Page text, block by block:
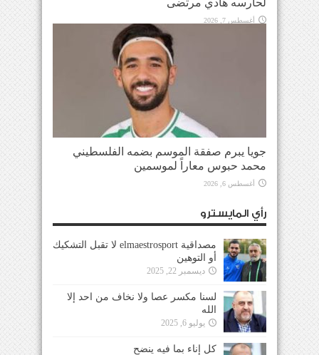
أغسطس 7, 2026
جويا يبرم صفقة الموسم بضمه الفلسطيني
محمد حبوس معاراً لموسمين
أغسطس 6, 2026
رأي المايسترو
مصداقية elmaestrosport لا تقبل التشكيك
أو التوهين
ديسمبر 22, 2025
لسنا مكسر عصا ولا نخاف من احد إلا
الله
يوليو 6, 2025
كل إناء بما فيه ينضح